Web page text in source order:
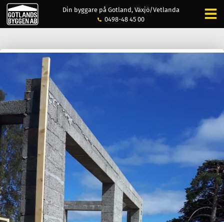
Din byggare på Gotland, Växjö/Vetlanda
0498-48 45 00